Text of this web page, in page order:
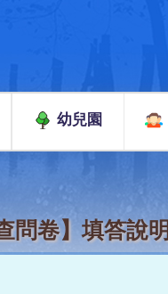
幼兒園
問卷】填答說明